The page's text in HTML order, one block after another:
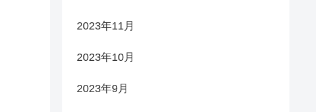
2023年11月
2023年10月
2023年9月